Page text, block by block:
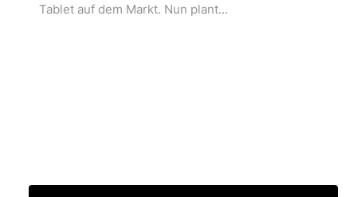
Tablet auf dem Markt. Nun plant...